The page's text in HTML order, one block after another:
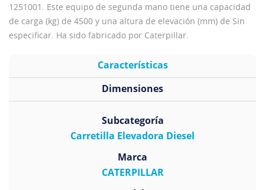
1251001. Este equipo de segunda mano tiene una capacidad
de carga (kg) de 4500 y una altura de elevación (mm) de Sin
especificar. Ha sido fabricado por Caterpillar.
Características
Subcategoría
Carretilla Elevadora Diesel
Marca
CATERPILLAR
Dimensiones